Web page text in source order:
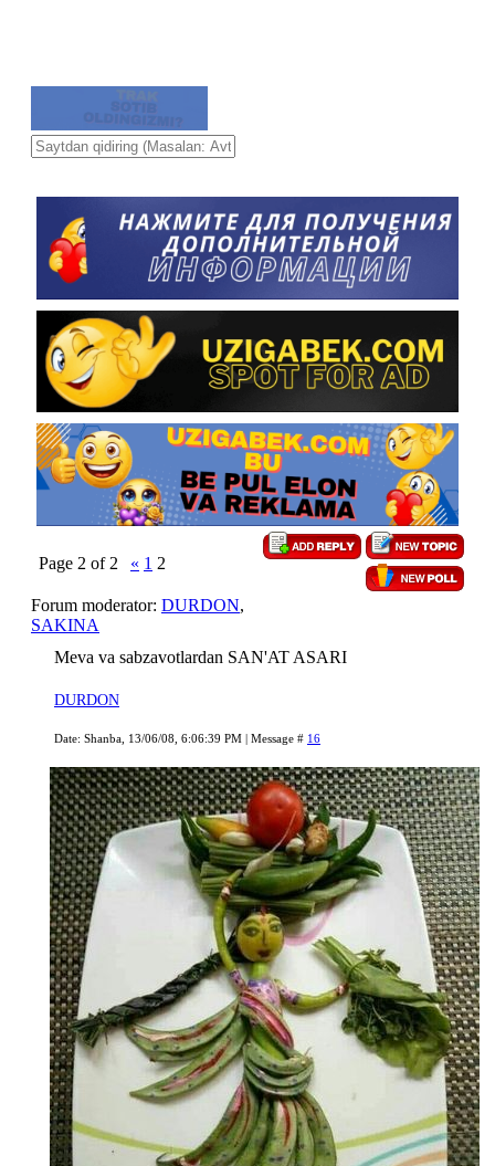
Page 2 of 2 « 1 2
Forum moderator: DURDON,
SAKINA
Meva va sabzavotlardan SAN'AT ASARI
DURDON
Date: Shanba, 13/06/08, 6:06:39 PM | Message # 16